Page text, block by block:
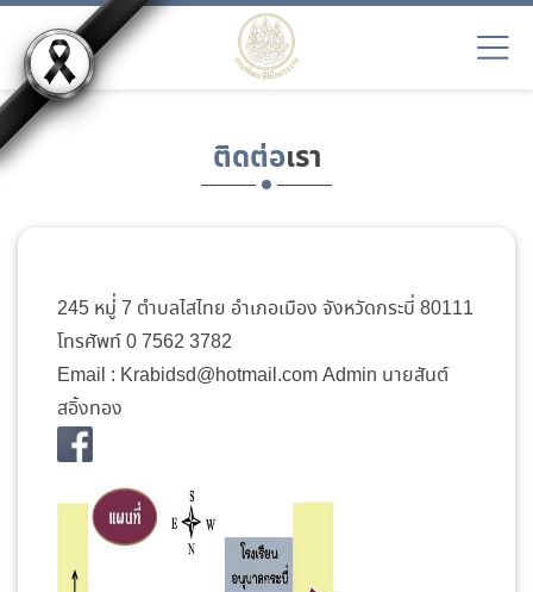
ติดต่อเรา
245 หมู่่ 7 ตำบลไสไทย อำเภอเมือง จังหวัดกระบี่ 80111
โทรศัพท์ 0 7562 3782
Email : Krabidsd@hotmail.com Admin นายสันต์
สอิ้งทอง